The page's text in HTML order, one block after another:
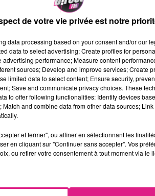
voilà ce qu'on vous propose.
opus d'
Casino le4 octobreprochain.
complètement folle puisque CUT
àjeu@radiodirect.net
de votre vie privée est notre
data processing based on your consent and/or our
data to select advertising; Create profiles for
performance; Measure content
sources; Develop and improve services; Create
limited data to select content; Ensure security,
Save and communicate privacy choices. These
to offer following functionalities: Identify devices
and combine data from other data sources;
et fermer", ou affiner en sélectionnant les
en cliquant sur "Continuer sans accepter". Vos
ou retirer votre consentement à tout moment via le